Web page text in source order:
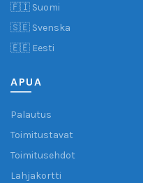
🇫🇮 Suomi
🇸🇪 Svenska
🇪🇪 Eesti
APUA
Palautus
Toimitustavat
Toimitusehdot
Lahjakortti